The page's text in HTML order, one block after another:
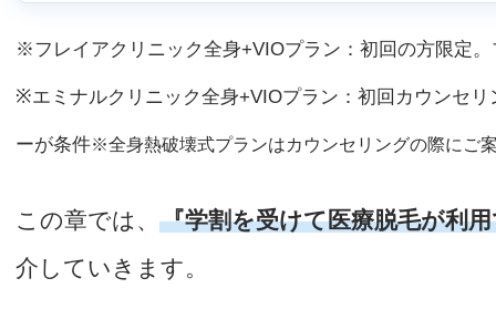
※フレイアクリニック全身+VIOプラン：初回の方限定
※エミナルクリニック全身+VIOプラン：初回カウンセ
ーが条件※全身熱破壊式プランはカウンセリングの際にご
この章では、 『学割を受けて医療脱毛が利
介していきます。